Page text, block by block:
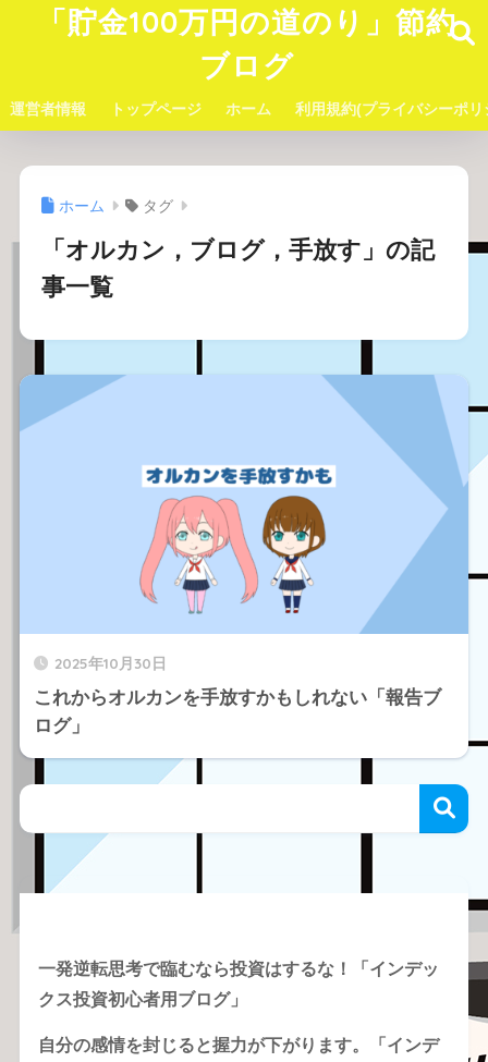
「貯金100万円の道のり」節約
ブログ
運営者情報 トップページ ホーム 利用規約(プライバシーポリ
ホーム タグ
「オルカン，ブログ，手放す」の記
事一覧
2025年10月30日
これからオルカンを手放すかもしれない「報告ブ
ログ」
一発逆転思考で臨むなら投資はするな！「インデッ
クス投資初心者用ブログ」
自分の感情を封じると握力が下がります。「インデ